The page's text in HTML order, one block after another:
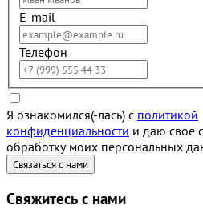
E-mail
Телефон
Я ознакомился(-лась) с политикой
конфиденциальности и даю свое
обработку моих персональных
Свяжитесь с нами